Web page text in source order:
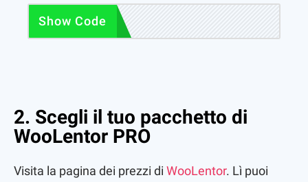
Show Code
WA10
2. Scegli il tuo pacchetto di
WooLentor PRO
Visita la pagina dei prezzi di WooLentor. Lì puoi